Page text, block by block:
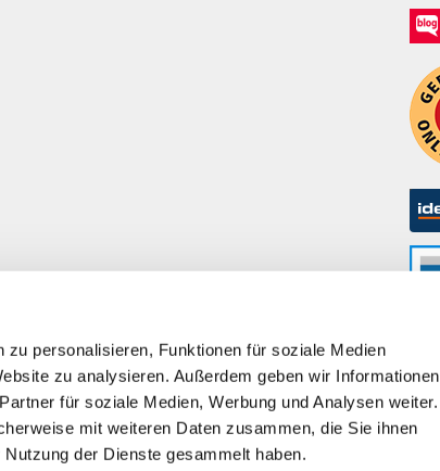
personalisieren, Funktionen für soziale Medien
zu analysieren. Außerdem geben wir Informationen
für soziale Medien, Werbung und Analysen weiter.
mit weiteren Daten zusammen, die Sie ihnen
der Dienste gesammelt haben.
inkl. ges. MwSt./ zzgl. Versand